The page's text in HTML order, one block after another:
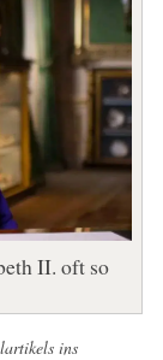
II. oft so
ins